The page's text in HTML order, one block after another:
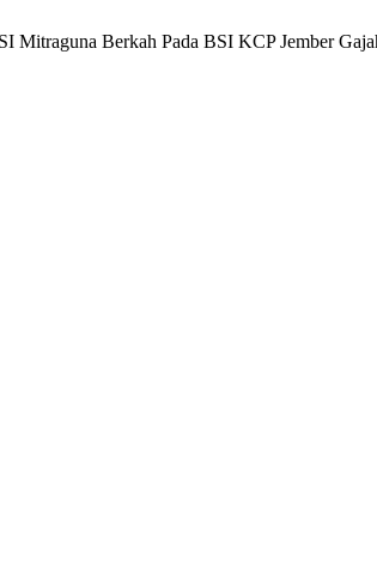
Mitraguna Berkah Pada BSI KCP Jember